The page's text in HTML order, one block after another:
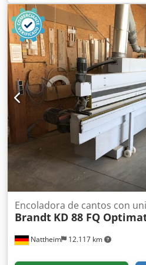
caliente Fresado de juntas: sí
Velocidad máx. Velocidad de
Chedpoqy Em Tsfx Alyoa
Nattheim 12.117 km
Encoladora de cantos con
Brandt KD 88 FQ